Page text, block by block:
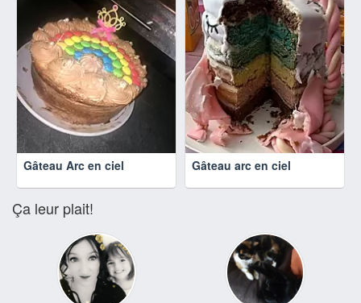
Gâteau Arc en ciel Gâteau arc en ciel
Ça leur plait!